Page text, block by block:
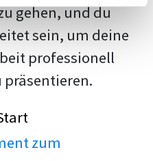
gehen, und du
sein, um deine
professionell
präsentieren.
zum